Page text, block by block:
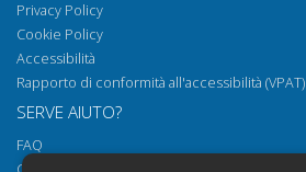
Privacy Policy
Cookie Policy
Accessibilità
Rapporto di conformità all'accessibilità (VPAT)
SERVE AIUTO?
FAQ